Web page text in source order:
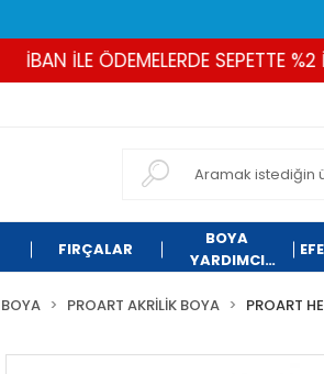
İBAN İLE ÖDEMELERDE SEPETTE %2
FIRÇALAR
BOYA
YARDIMCI
BOYA PROART AKRİLİK BOYA PROART